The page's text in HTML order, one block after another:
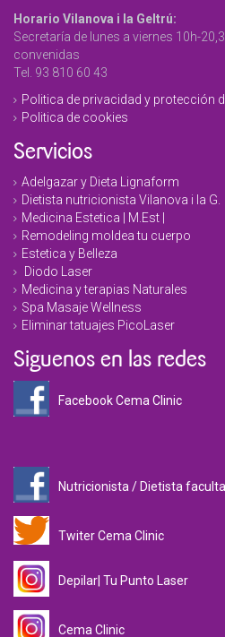
Horario Vilanova i la Geltrú:
Secretaría de lunes a viernes 10h-
convenidas
Tel. 93 810 60 43
Politica de privacidad y protección
Politica de cookies
Servicios
Adelgazar y Dieta Lignaform
Dietista nutricionista Vilanova i la G.
Medicina Estetica | M.Est |
Remodeling moldea tu cuerpo
Estetica y Belleza
Diodo Laser
Medicina y terapias Naturales
Spa Masaje Wellness
Eliminar tatuajes PicoLaser
Siguenos en las redes
Facebook Cema Clinic
Nutricionista / Dietista
Twiter Cema Clinic
Depilar| Tu Punto Laser
Cema Clinic